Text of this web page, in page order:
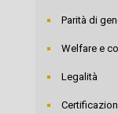
Parità di
Welfare e
Legalità